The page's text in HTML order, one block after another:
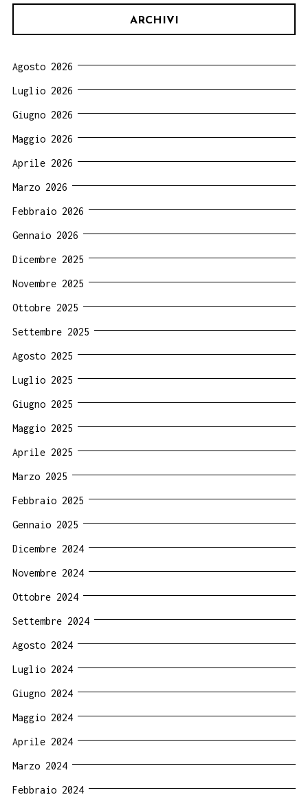
ARCHIVI
Agosto 2026
Luglio 2026
Giugno 2026
Maggio 2026
Aprile 2026
Marzo 2026
Febbraio 2026
Gennaio 2026
Dicembre 2025
Novembre 2025
Ottobre 2025
Settembre 2025
Agosto 2025
Luglio 2025
Giugno 2025
Maggio 2025
Aprile 2025
Marzo 2025
Febbraio 2025
Gennaio 2025
Dicembre 2024
Novembre 2024
Ottobre 2024
Settembre 2024
Agosto 2024
Luglio 2024
Giugno 2024
Maggio 2024
Aprile 2024
Marzo 2024
Febbraio 2024